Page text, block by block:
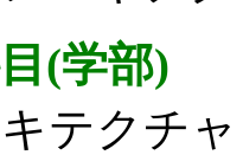
(学部)
テクチ